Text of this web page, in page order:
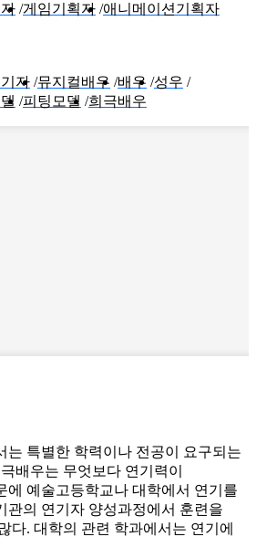
게임기획자 애니메이션기획자
자 뮤지컬배우 배우 성우
피팅모델 희극배우
는 특별한 학력이나 전공이 요구되는
배우는 무엇보다 연기력이
에 예술고등학교나 대학에서 연기를
관의 연기자 양성과정에서 훈련을
다. 대학의 관련 학과에서는 연기에